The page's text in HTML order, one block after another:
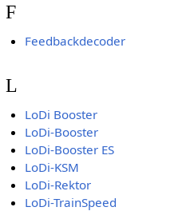
F
Feedbackdecoder
L
LoDi Booster
LoDi-Booster
LoDi-Booster ES
LoDi-KSM
LoDi-Rektor
LoDi-TrainSpeed